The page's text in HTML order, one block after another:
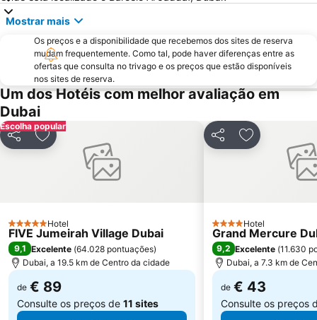
Sharjah City Center
DMCC Metro Station
DUBAI INTERNATIONAL BOAT SHOW
Business Bay Metro Station
Mall of the Emirates
Dubai Marina Mall
Dubai Aquarium & Underwater Zoo
Dubai Museum
Dubai Media City
Al Maktoum International Airport
The Dubai Fountain
Wild Wadi Waterpark
Souk Madinat Jumeirah
Airport Terminal 1 Metro Station
Dubai Investment Park
Oud Metha
Dubai Tennis Stadium
Palm Deira Metro Station
Mostrar mais
Os preços e a disponibilidade que recebemos dos sites de reserva
mudam frequentemente. Como tal, pode haver diferenças entre as
ofertas que consulta no trivago e os preços que estão disponíveis
nos sites de reserva.
Um dos Hotéis com melhor avaliação em
Dubai
Escolha popular
PartilharAdicionar aos favoritos
5 EstrelasHotel
FIVE Jumeirah Village Dubai
9,1 Excelente (64.028 pontuações)
Dubai, a 19.5 km de Centro da cidade
de € 89
Consulte os preços de 11 sites
PartilharAdicionar
4 Estrelas
Hotel
Grand Mercure
9,2 Excelente (11.630
Dubai, a 7.3 km de
de € 43
Consulte os preços